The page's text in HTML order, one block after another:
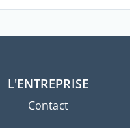
L'ENTREPRISE
Contact